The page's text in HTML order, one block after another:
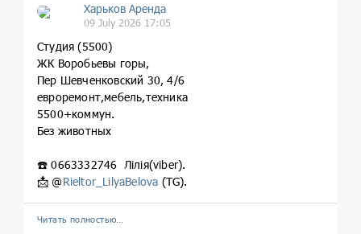
Харьков Аренда
09 July 2026 17:05
Студия (5500)
ЖК Воробьевы горы,
Пер Шевченковский 30, 4/6
евроремонт,мебель,техника
5500+коммун.
Без животных
☎️ 0663332746 Лілія(viber).
📩 @Rieltor_LilyaBelova (TG).
Читать полностью…